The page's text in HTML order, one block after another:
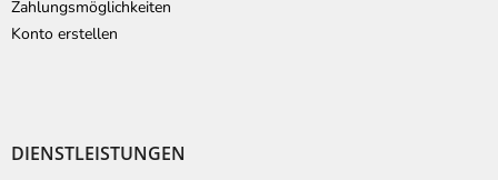
Zahlungsmöglichkeiten
Konto erstellen
DIENSTLEISTUNGEN